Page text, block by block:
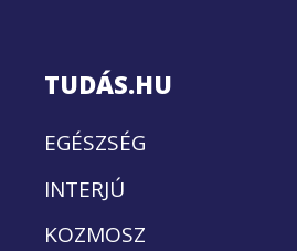
TUDÁS.HU
EGÉSZSÉG
INTERJÚ
KOZMOSZ